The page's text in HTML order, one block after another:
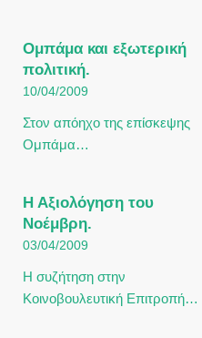
Ομπάμα και εξωτερική
πολιτική.
10/04/2009
Στον απόηχο της επίσκεψης
Ομπάμα…
Η Αξιολόγηση του
Νοέμβρη.
03/04/2009
Η συζήτηση στην
Κοινοβουλευτική Επιτροπή…